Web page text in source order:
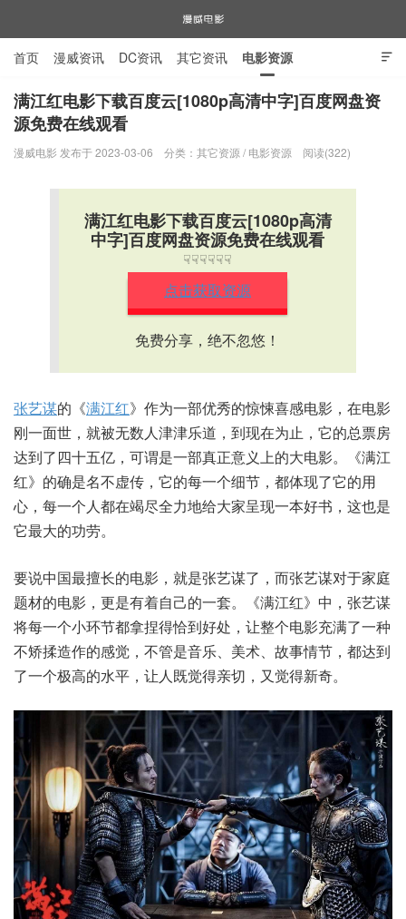
漫威电影

首页 漫威资讯 DC资讯 其它资讯 电影资源
电视剧资源 漫威图片
满江红电影下载百度云[1080p高清中字]百度网盘资
源免费在线观看
漫威电影 发布于 2023-03-06 分类： 其它资源 / 电影资源 阅读(322)
满江红电影下载百度云[1080p高清
中字]百度网盘资源免费在线观看
☟☟☟☟☟☟
点击获取资源
免费分享，绝不忽悠！
张艺谋的《满江红》作为一部优秀的惊悚喜感电影，在电影
刚一面世，就被无数人津津乐道，到现在为止，它的总票房
达到了四十五亿，可谓是一部真正意义上的大电影。《满江
红》的确是名不虚传，它的每一个细节，都体现了它的用
心，每一个人都在竭尽全力地给大家呈现一本好书，这也是
它最大的功劳。
要说中国最擅长的电影，就是张艺谋了，而张艺谋对于家庭
题材的电影，更是有着自己的一套。《满江红》中，张艺谋
将每一个小环节都拿捏得恰到好处，让整个电影充满了一种
不矫揉造作的感觉，不管是音乐、美术、故事情节，都达到
了一个极高的水平，让人既觉得亲切，又觉得新奇。